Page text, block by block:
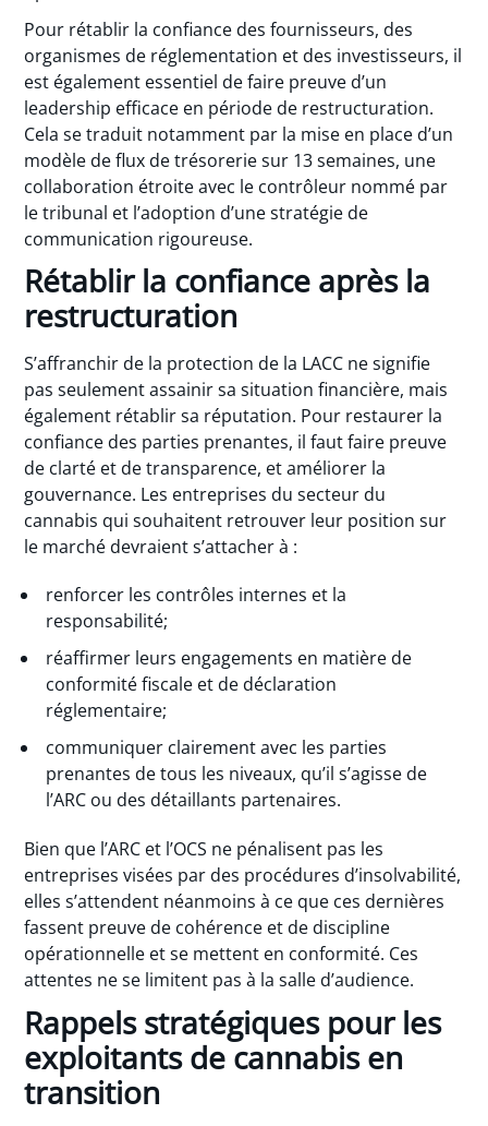
Pour rétablir la confiance des fournisseurs, des
organismes de réglementation et des investisseurs, il
est également essentiel de faire preuve d’un
leadership efficace en période de restructuration.
Cela se traduit notamment par la mise en place d’un
modèle de flux de trésorerie sur 13 semaines, une
collaboration étroite avec le contrôleur nommé par
le tribunal et l’adoption d’une stratégie de
communication rigoureuse.
Rétablir la confiance après la
restructuration
S’affranchir de la protection de la LACC ne signifie
pas seulement assainir sa situation financière, mais
également rétablir sa réputation. Pour restaurer la
confiance des parties prenantes, il faut faire preuve
de clarté et de transparence, et améliorer la
gouvernance. Les entreprises du secteur du
cannabis qui souhaitent retrouver leur position sur
le marché devraient s’attacher à :
renforcer les contrôles internes et la
responsabilité;
réaffirmer leurs engagements en matière de
conformité fiscale et de déclaration
réglementaire;
communiquer clairement avec les parties
prenantes de tous les niveaux, qu’il s’agisse de
l’ARC ou des détaillants partenaires.
Bien que l’ARC et l’OCS ne pénalisent pas les
entreprises visées par des procédures d’insolvabilité,
elles s’attendent néanmoins à ce que ces dernières
fassent preuve de cohérence et de discipline
opérationnelle et se mettent en conformité. Ces
attentes ne se limitent pas à la salle d’audience.
Rappels stratégiques pour les
exploitants de cannabis en
transition